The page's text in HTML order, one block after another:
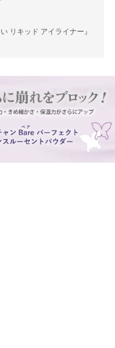
リキッド アイライナー』